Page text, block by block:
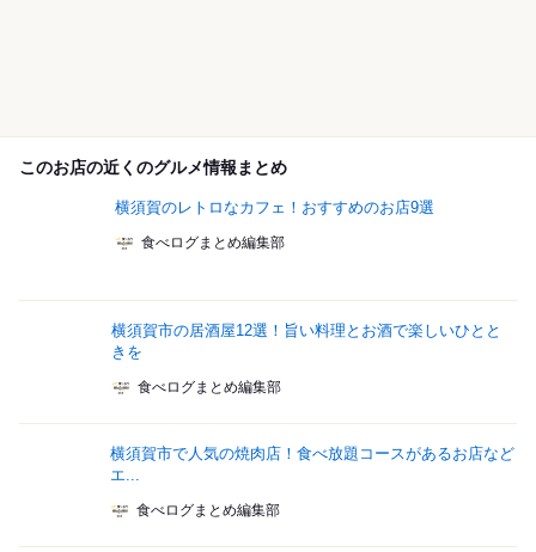
このお店の近くのグルメ情報まとめ
横須賀のレトロなカフェ！おすすめのお店9選
食べログまとめ編集部
横須賀市の居酒屋12選！旨い料理とお酒で楽しいひとと
きを
食べログまとめ編集部
横須賀市で人気の焼肉店！食べ放題コースがあるお店など
エ...
食べログまとめ編集部